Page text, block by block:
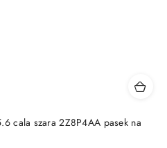
cala szara 2Z8P4AA pasek na